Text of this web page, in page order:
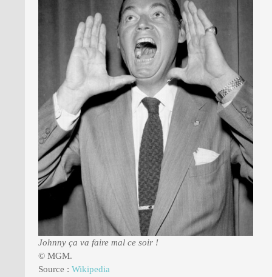
Johnny ça va faire mal ce soir !
© MGM.
Source : Wikipedia